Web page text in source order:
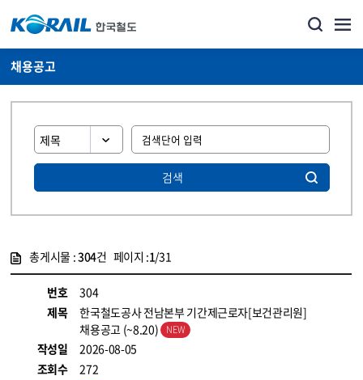
채용공고
검색
총게시물 :304건 페이지 :1/31
번호
304
제목
한국철도공사 전남본부 기간제근로자[보건관리원]
채용공고 (~8.20)
작성일
2026-08-05
조회수
272